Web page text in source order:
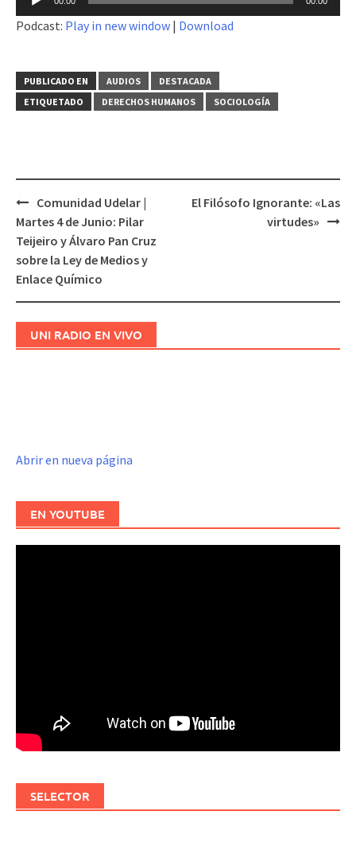
audio
Podcast: Play in new window | Download
PUBLICADO EN AUDIOS
DESTACADA
ETIQUETADO
DERECHOS HUMANOS SOCIOLOGÍA
Navegación
de
entradas
Comunidad Udelar |
Martes 4 de Junio: Pilar
Teijeiro y Álvaro Pan Cruz
sobre la Ley de Medios y
Enlace Químico
El Filósofo Ignorante: «Las
virtudes»
UNI RADIO EN VIVO
Abrir en nueva página
EN YOUTUBE
SELECTOR